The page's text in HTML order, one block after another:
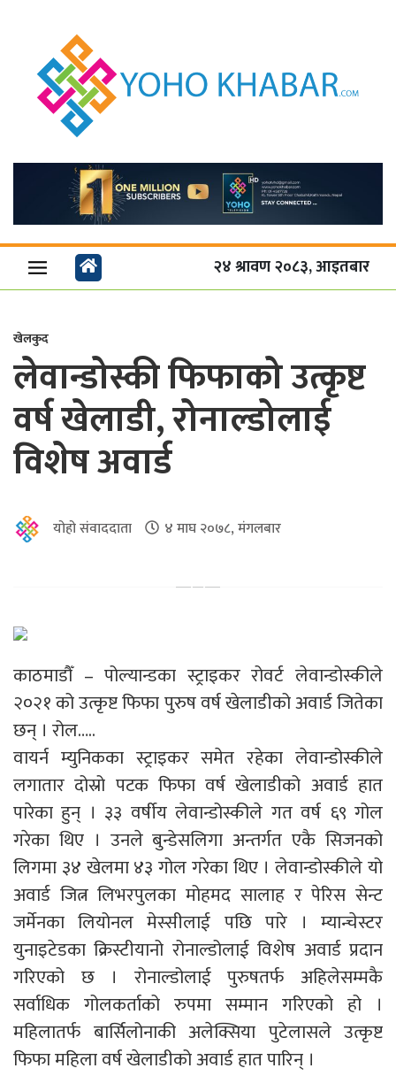
२४ श्रावण २०८३, आइतबार
खेलकुद
लेवान्डोस्की फिफाको उत्कृष्ट
वर्ष खेलाडी, रोनाल्डोलाई
विशेष अवार्ड
योहो संवाददाता ४ माघ २०७८, मंगलबार
काठमाडौँ – पोल्यान्डका स्ट्राइकर रोवर्ट लेवान्डोस्कीले
२०२१ को उत्कृष्ट फिफा पुरुष वर्ष खेलाडीको अवार्ड जितेका
छन् । रोल…..
वायर्न म्युनिकका स्ट्राइकर समेत रहेका लेवान्डोस्कीले
लगातार दोस्रो पटक फिफा वर्ष खेलाडीको अवार्ड हात
पारेका हुन् । ३३ वर्षीय लेवान्डोस्कीले गत वर्ष ६९ गोल
गरेका थिए । उनले बुन्डेसलिगा अन्तर्गत एकै सिजनको
लिगमा ३४ खेलमा ४३ गोल गरेका थिए । लेवान्डोस्कीले यो
अवार्ड जित्न लिभरपुलका मोहमद सालाह र पेरिस सेन्ट
जर्मेनका लियोनल मेस्सीलाई पछि पारे । म्यान्चेस्टर
युनाइटेडका क्रिस्टीयानो रोनाल्डोलाई विशेष अवार्ड प्रदान
गरिएको छ । रोनाल्डोलाई पुरुषतर्फ अहिलेसम्मकै
सर्वाधिक गोलकर्ताको रुपमा सम्मान गरिएको हो ।
महिलातर्फ बार्सिलोनाकी अलेक्सिया पुटेलासले उत्कृष्ट
फिफा महिला वर्ष खेलाडीको अवार्ड हात पारिन् ।